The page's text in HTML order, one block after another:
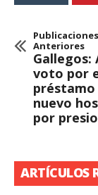
Publicaciones
Anteriores
Gallegos:
voto por
préstamo
nuevo
por
ARTÍCULOS